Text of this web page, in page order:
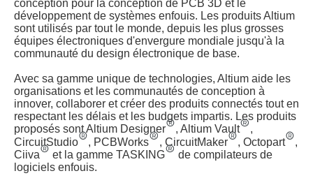
conception pour la conception de PCB 3D et le
développement de systèmes enfouis. Les produits Altium
sont utilisés par tout le monde, depuis les plus grosses
équipes électroniques d'envergure mondiale jusqu'à la
communauté du design électronique de base.
Avec sa gamme unique de technologies, Altium aide les
organisations et les communautés de conception à
innover, collaborer et créer des produits connectés tout en
respectant les délais et les budgets impartis. Les produits
proposés sont Altium Designer
, Altium Vault
,
CircuitStudio
, PCBWorks , CircuitMaker , Octopart
,
Ciiva
et la gamme TASKING
de compilateurs de
logiciels enfouis.